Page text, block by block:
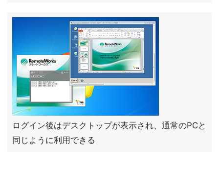
ログイン後はデスクトップが表示され、通常のPCと
同じように利用できる